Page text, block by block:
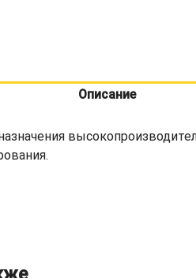
Описание